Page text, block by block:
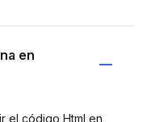
en
el código Html en